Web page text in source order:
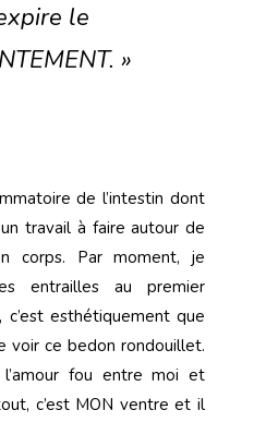
le
»
de l’intestin dont
travail à faire autour de
corps. Par moment, je
entrailles au premier
c’est esthétiquement que
voir ce bedon rondouillet.
l’amour fou entre moi et
c’est MON ventre et il